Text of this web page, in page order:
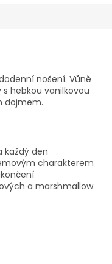
nošení. Vůně
hebkou vanilkovou
dojmem.
každý den
charakterem
a marshmallow